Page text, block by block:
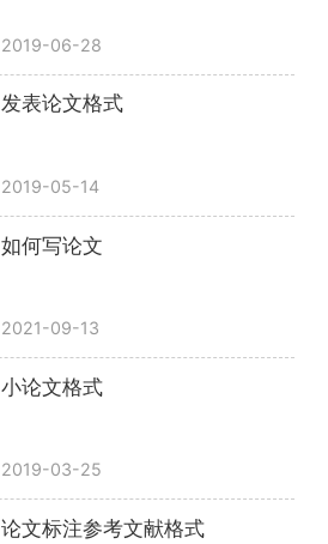
2019-06-28
发表论文格式
2019-05-14
如何写论文
2021-09-13
小论文格式
2019-03-25
论文标注参考文献格式